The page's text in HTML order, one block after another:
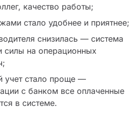
качество работы;
стало удобнее и приятнее;
снизилась — система
силы на операционных
учет стало проще —
с банком все оплаченные
в системе.